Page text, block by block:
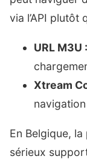
via l’API plutôt
URL M3U :
Xtream
En Belgique,
sérieux